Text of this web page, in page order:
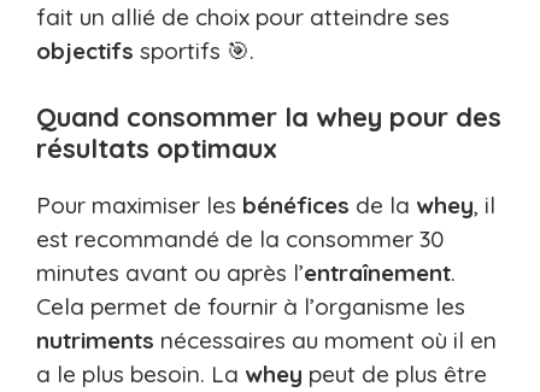
fait un allié de choix pour atteindre ses
objectifs sportifs 🎯.
Quand consommer la whey pour des
résultats optimaux
Pour maximiser les bénéfices de la whey, il
est recommandé de la consommer 30
minutes avant ou après l’entraînement.
Cela permet de fournir à l’organisme les
nutriments nécessaires au moment où il en
a le plus besoin. La whey peut de plus être